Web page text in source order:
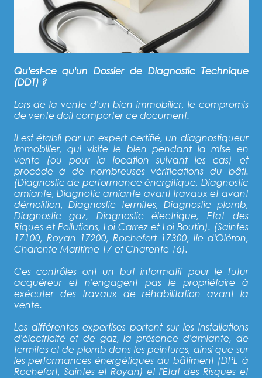
Qu'est-ce qu'un Dossier de Diagnostic Technique
(DDT) ?
Lors de la vente d'un bien immobilier, le compromis
de vente doit comporter ce document.
Il est établi par un expert certifié, un diagnostiqueur
immobilier, qui visite le bien pendant la mise en
vente (ou pour la location suivant les cas) et
procède à de nombreuses vérifications du bâti.
(Diagnostic de performance énergitique, Diagnostic
amiante, Diagnotic amiante avant travaux et avant
démolition, Diagnostic termites, Diagnostic plomb,
Diagnostic gaz, Diagnostic électrique, Etat des
Riques et Pollutions, Loi Carrez et Loi Boutin). (Saintes
17100, Royan 17200, Rochefort 17300, Ile d'Oléron,
Charente-Maritime 17 et Charente 16).
Ces contrôles ont un but informatif pour le futur
acquéreur et n'engagent pas le propriétaire à
exécuter des travaux de réhabilitation avant la
vente.
Les différentes expertises portent sur les installations
d'électricité et de gaz, la présence d'amiante, de
termites et de plomb dans les peintures, ainsi que sur
les performances énergétiques du bâtiment (DPE à
Rochefort, Saintes et Royan) et l'Etat des Risques et